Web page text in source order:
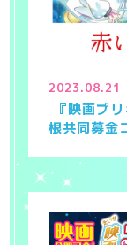
2023.08.21
『映画プ
根共同募金